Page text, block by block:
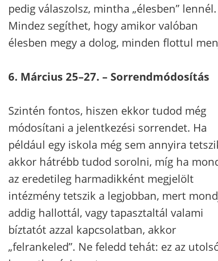
pedig válaszolsz, mintha „élesben” lennél.
Mindez segíthet, hogy amikor valóban
élesben megy a dolog, minden flottul
6. Március 25–27. – Sorrendmódosítás
Szintén fontos, hiszen ekkor tudod még
módosítani a jelentkezési sorrendet. Ha
például egy iskola még sem annyira
akkor hátrébb tudod sorolni, míg ha
az eredetileg harmadikként megjelölt
intézmény tetszik a legjobban, mert
addig hallottál, vagy tapasztaltál valami
bíztatót azzal kapcsolatban, akkor
„felrankeled”. Ne feledd tehát: ez az